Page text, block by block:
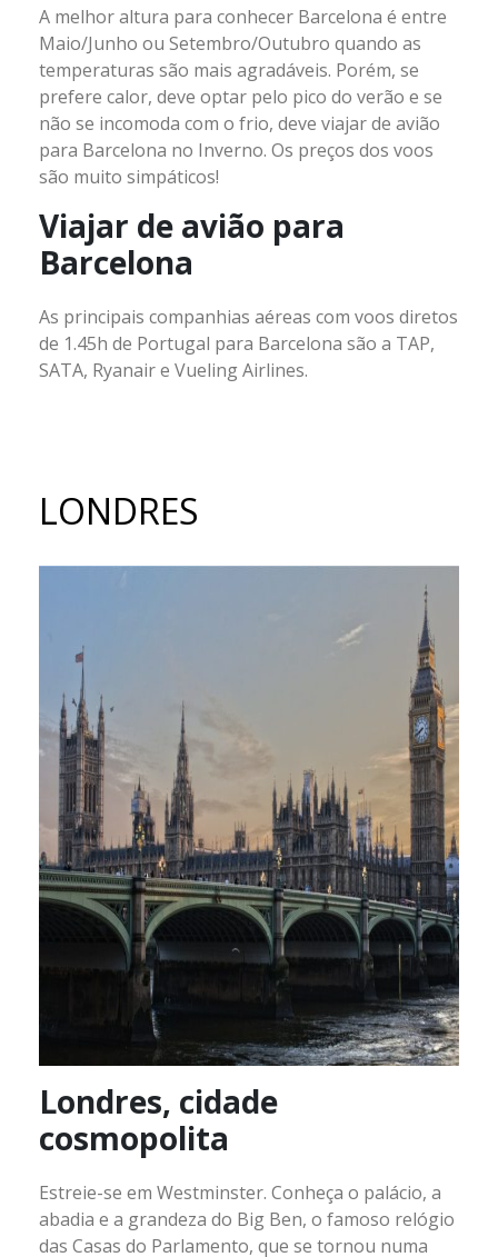
A melhor altura para conhecer Barcelona é entre
Maio/Junho ou Setembro/Outubro quando as
temperaturas são mais agradáveis. Porém, se
prefere calor, deve optar pelo pico do verão e se
não se incomoda com o frio, deve viajar de avião
para Barcelona no Inverno. Os preços dos voos
são muito simpáticos!
Viajar de avião para
Barcelona
As principais companhias aéreas com voos diretos
de 1.45h de Portugal para Barcelona são a TAP,
SATA, Ryanair e Vueling Airlines.
LONDRES
Londres, cidade
cosmopolita
Estreie-se em Westminster. Conheça o palácio, a
abadia e a grandeza do Big Ben, o famoso relógio
das Casas do Parlamento, que se tornou numa